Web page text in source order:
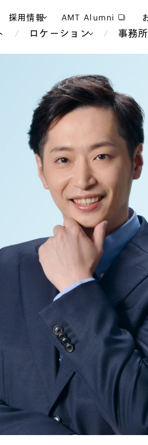
採用情報 AMT Alumni
・エンターテイン
・マネジメント
ネルギー
事業再生
国際通商
障
海外法務
サステ
・電子機器
小売
木・インフラ
ホテル
教育・人
政府・
機関
FinTech
デジタル
航空・
AI・テク
アフリカ
ロケーション
バンコク
ジャカルタ
マレーシア
ロン
ブリ
パリ
事務